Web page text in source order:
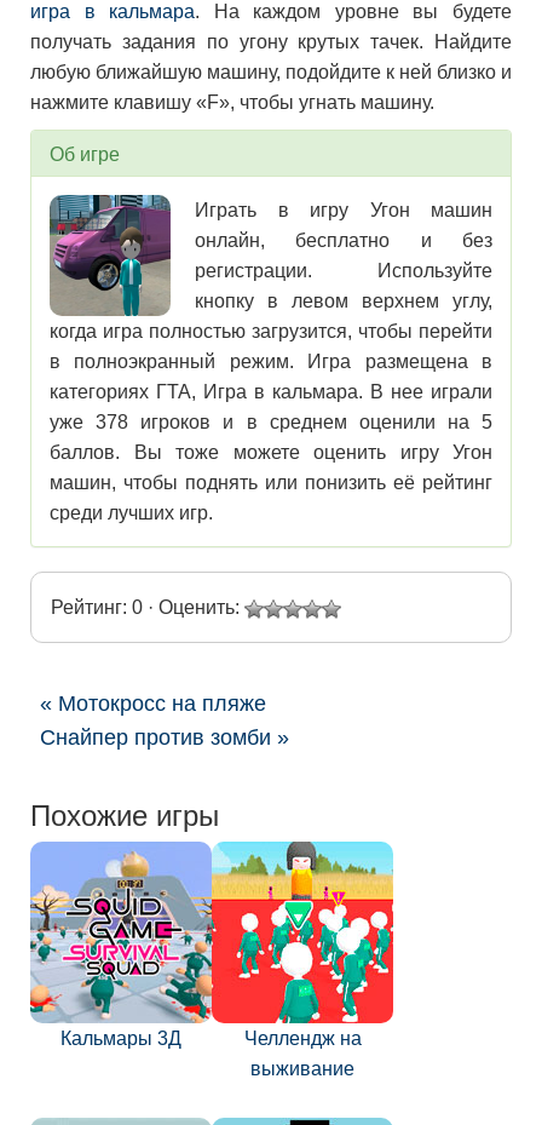
игра в кальмара. На каждом уровне вы будете
получать задания по угону крутых тачек. Найдите
любую ближайшую машину, подойдите к ней близко и
нажмите клавишу «F», чтобы угнать машину.
Об игре
Играть в игру Угон машин
онлайн, бесплатно и без
регистрации. Используйте
кнопку в левом верхнем углу,
когда игра полностью загрузится, чтобы перейти
в полноэкранный режим. Игра размещена в
категориях ГТА, Игра в кальмара. В нее играли
уже 378 игроков и в среднем оценили на 5
баллов. Вы тоже можете оценить игру Угон
машин, чтобы поднять или понизить её рейтинг
среди лучших игр.
Рейтинг: 0 · Оценить:
« Мотокросс на пляже
Снайпер против зомби »
Похожие игры
Кальмары 3Д
Челлендж на
выживание